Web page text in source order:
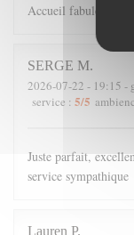
Accueil fabuleux et
SERGE M
2026-07-22 - 19:15 -
service : 5/5
Juste parfait,
service sympathique
Lauren P